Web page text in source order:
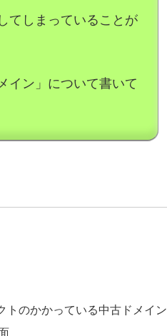
てしまっていることが
イン」について書いて
のかかっている中古ドメイン